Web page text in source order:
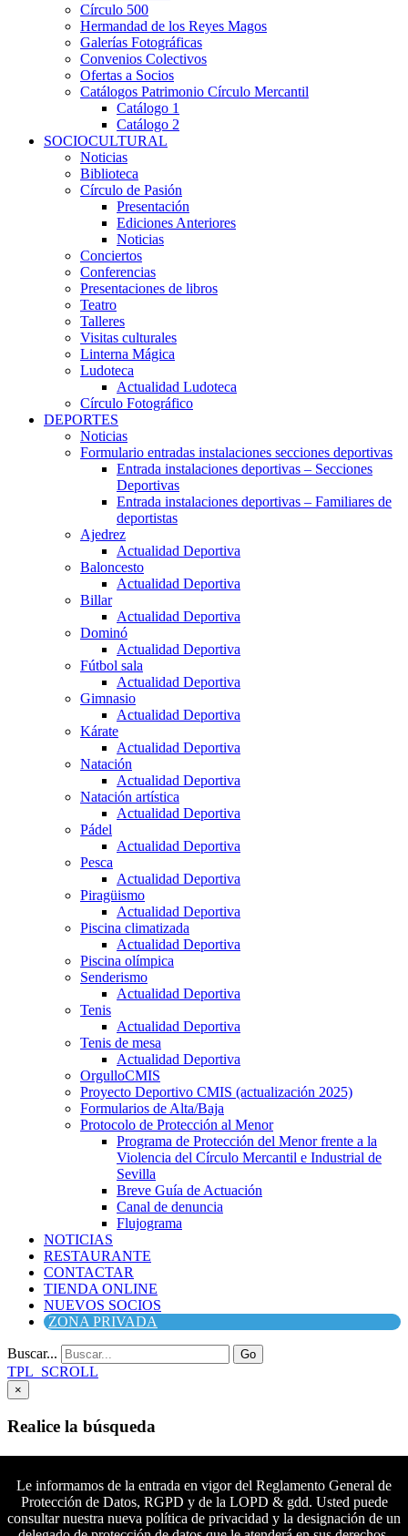
Círculo 500
Hermandad de los Reyes Magos
Galerías Fotográficas
Convenios Colectivos
Ofertas a Socios
Catálogos Patrimonio Círculo Mercantil
Catálogo 1
Catálogo 2
SOCIOCULTURAL
Noticias
Biblioteca
Círculo de Pasión
Presentación
Ediciones Anteriores
Noticias
Conciertos
Conferencias
Presentaciones de libros
Teatro
Talleres
Visitas culturales
Linterna Mágica
Ludoteca
Actualidad Ludoteca
Círculo Fotográfico
DEPORTES
Noticias
Formulario entradas instalaciones secciones deportivas
Entrada instalaciones deportivas – Secciones
Deportivas
Entrada instalaciones deportivas – Familiares de
deportistas
Ajedrez
Actualidad Deportiva
Baloncesto
Actualidad Deportiva
Billar
Actualidad Deportiva
Dominó
Actualidad Deportiva
Fútbol sala
Actualidad Deportiva
Gimnasio
Actualidad Deportiva
Kárate
Actualidad Deportiva
Natación
Actualidad Deportiva
Natación artística
Actualidad Deportiva
Pádel
Actualidad Deportiva
Pesca
Actualidad Deportiva
Piragüismo
Actualidad Deportiva
Piscina climatizada
Actualidad Deportiva
Piscina olímpica
Senderismo
Actualidad Deportiva
Tenis
Actualidad Deportiva
Tenis de mesa
Actualidad Deportiva
OrgulloCMIS
Proyecto Deportivo CMIS (actualización 2025)
Formularios de Alta/Baja
Protocolo de Protección al Menor
Programa de Protección del Menor frente a la
Violencia del Círculo Mercantil e Industrial de
Sevilla
Breve Guía de Actuación
Canal de denuncia
Flujograma
NOTICIAS
RESTAURANTE
CONTACTAR
TIENDA ONLINE
NUEVOS SOCIOS
ZONA PRIVADA
Buscar... Go
TPL_SCROLL
×
Realice la búsqueda
Buscar
Síguenos en Facebook
Síguenos en Twitter
Le informamos de la entrada en vigor del Reglamento General de
Protección de Datos, RGPD y de la LOPD & gdd. Usted puede
consultar nuestra nueva política de privacidad y la designación de un